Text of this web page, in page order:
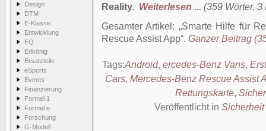
Design
DTM
E-Klasse
Entwicklung
EQ
Erlkönig
Ersatzteile
eSports
Events
Finanzierung
Formel 1
Formel e
Forschung
G-Modell
Reality. Weiterlesen ... (359 Wörter, 3
Gesamter Artikel:
Smarte Hilfe für
Rescue Assist App . Ganzer Beitrag
Tags:Android, ercedes-Benz Vans,
Cars, Mercedes-Benz Rescue Assist
Rettungskarte,
Veröffentlicht in Sicherheit